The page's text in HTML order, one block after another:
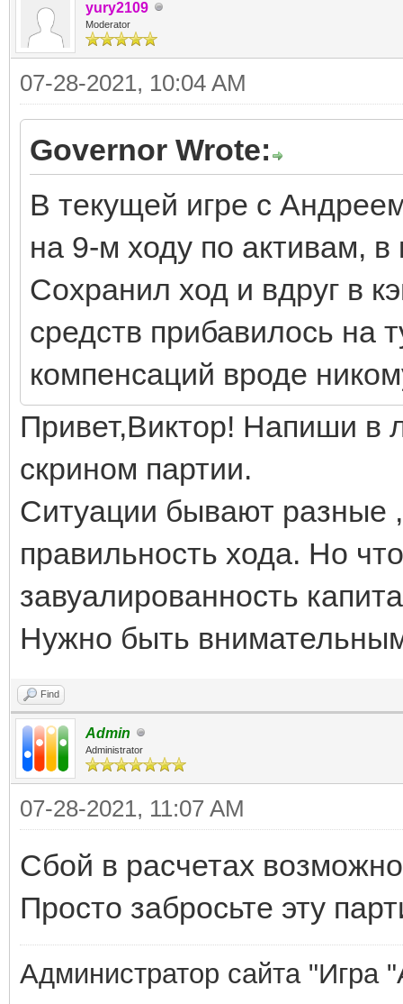
yury2109
Moderator
07-28-2021, 10:04 AM
Governor Wrote:
В текущей игре с
на 9-м ходу по активам,
Сохранил ход и вдруг в
средств прибавилось на
компенсаций вроде
Привет,Виктор! Напиши в
скрином партии.
Ситуации бывают разные
правильность хода. Но
завуалированность
Нужно быть
Find
Admin
Administrator
07-28-2021, 11:07 AM
Сбой в расчетах
Просто забросьте эту
Администратор сайта "Игра